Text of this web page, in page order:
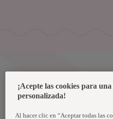
Términos y
¡Acepte las cookies para
personalizada!
Al hacer clic en “Aceptar todas las